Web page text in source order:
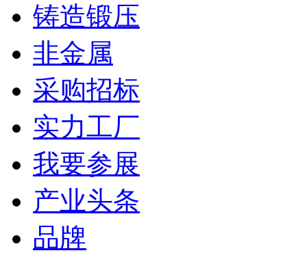
铸造锻压
非金属
采购招标
实力工厂
我要参展
产业头条
品牌